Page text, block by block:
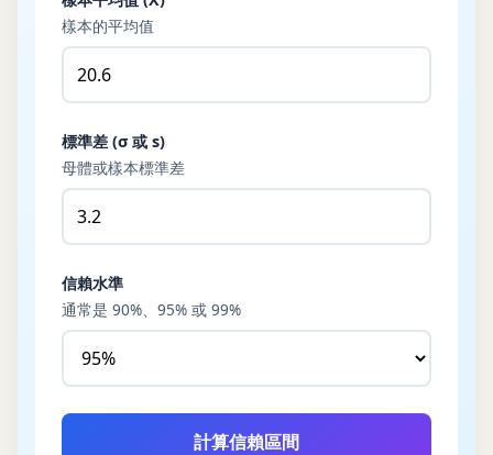
樣本的平均值
標準差 (σ 或 s)
母體或樣本標準差
信賴水準
通常是 90%、95% 或 99%
計算信賴區間